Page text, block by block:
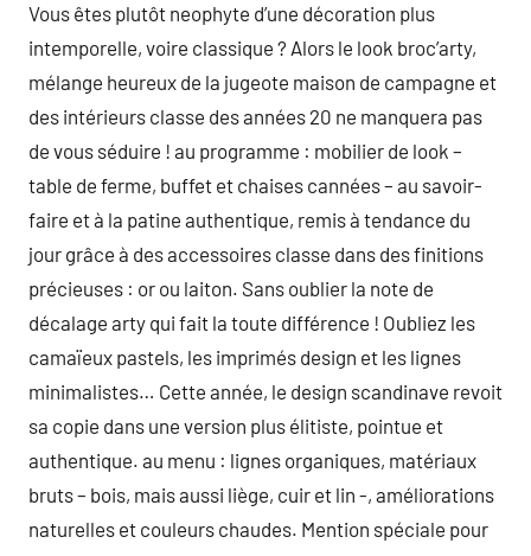
Vous êtes plutôt neophyte d’une décoration plus
intemporelle, voire classique ? Alors le look broc’arty,
mélange heureux de la jugeote maison de campagne et
des intérieurs classe des années 20 ne manquera pas
de vous séduire ! au programme : mobilier de look –
table de ferme, buffet et chaises cannées – au savoir-
faire et à la patine authentique, remis à tendance du
jour grâce à des accessoires classe dans des finitions
précieuses : or ou laiton. Sans oublier la note de
décalage arty qui fait la toute différence ! Oubliez les
camaïeux pastels, les imprimés design et les lignes
minimalistes… Cette année, le design scandinave revoit
sa copie dans une version plus élitiste, pointue et
authentique. au menu : lignes organiques, matériaux
bruts – bois, mais aussi liège, cuir et lin -, améliorations
naturelles et couleurs chaudes. Mention spéciale pour